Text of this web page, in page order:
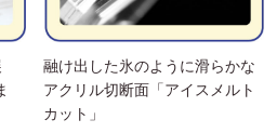
融け出した氷のように滑らかな
アクリル切断面「アイスメルト
カット」